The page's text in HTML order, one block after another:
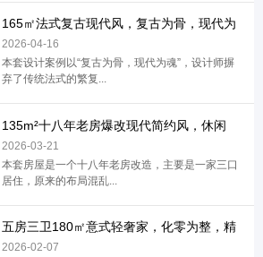
165㎡法式复古现代风，复古为骨，现代为
2026-04-16
本套设计案例以“复古为骨，现代为魂”，设计师摒
弃了传统法式的繁复...
135m²十八年老房爆改现代简约风，休闲
2026-03-21
本套房屋是一个十八年老房改造，主要是一家三口
居住，原来的布局混乱...
五房三卫180㎡意式轻奢家，化零为整，精
2026-02-07